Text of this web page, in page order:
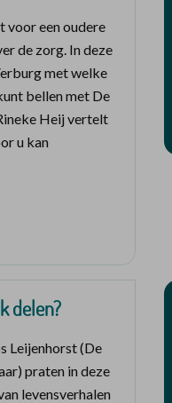
voor een oudere
de zorg. In deze
met welke
bellen met De
Heij vertelt
u kan
delen?
Leijenhorst (De
praten in deze
levensverhalen